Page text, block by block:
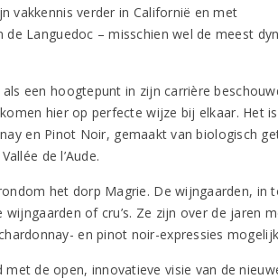
vakkennis verder in Californië en met
Languedoc – misschien wel de meest
een hoogtepunt in zijn carrière
hier op perfecte wijze bij elkaar. Het
en Pinot Noir, gemaakt van biologisch
de l’Aude.
het dorp Magrie. De wijngaarden, in
of cru’s. Ze zijn over de jaren
en pinot noir-expressies
de open, innovatieve visie van de